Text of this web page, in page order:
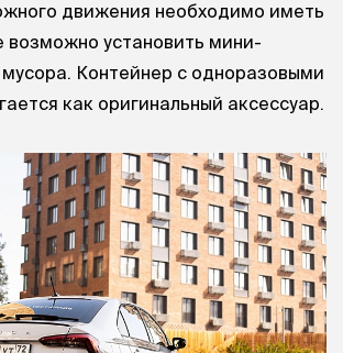
движения необходимо иметь
возможно установить мини-
Контейнер с одноразовыми
как оригинальный аксессуар.